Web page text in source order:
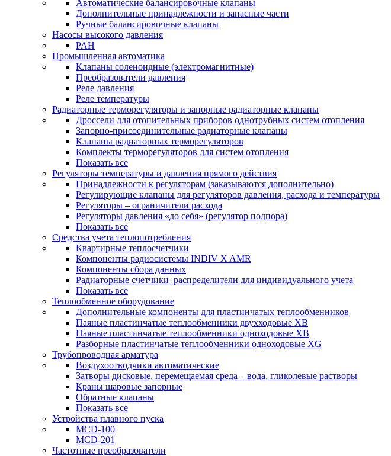
Автоматические балансировочные клапаны
Дополнительные принадлежности и запасные части
Ручные балансировочные клапаны
Насосы высокого давления
PAH
Промышленная автоматика
Клапаны соленоидные (электромагнитные)
Преобразователи давления
Реле давления
Реле температуры
Радиаторные терморегуляторы и запорные радиаторные клапаны
Дроссели для отопительных приборов однотрубных систем отопления
Запорно-присоединительные радиаторные клапаны
Клапаны радиаторных терморегуляторов
Комплекты терморегуляторов для систем отопления
Показать все
Регуляторы температуры и давления прямого действия
Принадлежности к регуляторам (заказываются дополнительно)
Регулирующие клапаны для регуляторов давления, расхода и температуры
Регуляторы – ограничители расхода
Регуляторы давления «до себя» (регулятор подпора)
Показать все
Средства учета теплопотребления
Квартирные теплосчетчики
Компоненты радиосистемы INDIV X AMR
Компоненты сбора данных
Радиаторные счетчики–распределители для индивидуального учета
Показать все
Теплообменное оборудование
Дополнительные компоненты для пластинчатых теплообменников
Паяные пластинчатые теплообменники двухходовые XB
Паяные пластинчатые теплообменники одноходовые ХВ
Разборные пластинчатые теплообменники одноходовые ХG
Трубопроводная арматура
Воздухоотводчики автоматические
Затворы дисковые, перемещаемая среда – вода, гликолевые растворы
Краны шаровые запорные
Обратные клапаны
Показать все
Устройства плавного пуска
MCD-100
MCD-201
Частотные преобразователи